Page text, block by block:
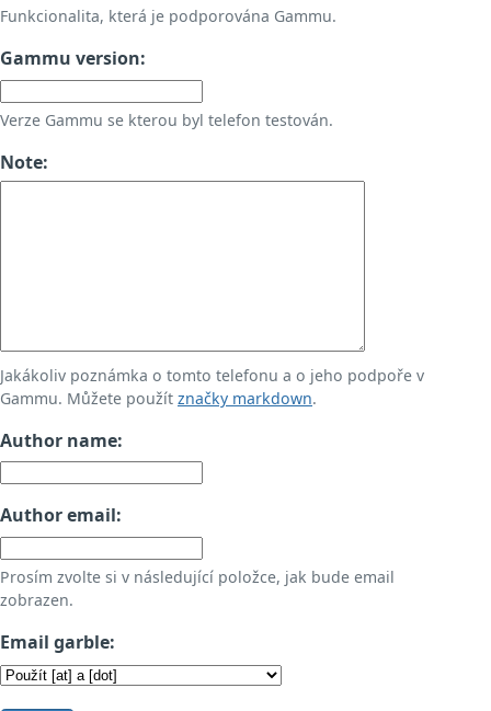
Funkcionalita, která je podporována Gammu.
Gammu version:
Verze Gammu se kterou byl telefon testován.
Note:
Jakákoliv poznámka o tomto telefonu a o jeho podpoře v
Gammu. Můžete použít značky markdown.
Author name:
Author email:
Prosím zvolte si v následující položce, jak bude email
zobrazen.
Email garble: